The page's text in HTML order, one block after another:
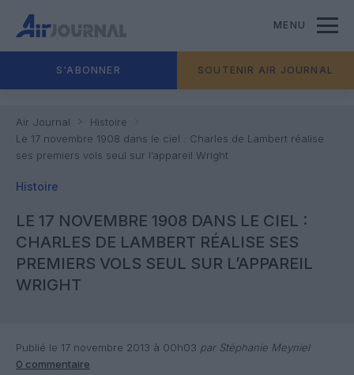
MENU
S'ABONNER SOUTENIR AIR JOURNAL
Air Journal
Histoire
Le 17 novembre 1908 dans le ciel : Charles de Lambert réalise
ses premiers vols seul sur l’appareil Wright
Histoire
LE 17 NOVEMBRE 1908 DANS LE CIEL :
CHARLES DE LAMBERT RÉALISE SES
PREMIERS VOLS SEUL SUR L’APPAREIL
WRIGHT
Publié le 17 novembre 2013 à 00h03 par Stéphanie Meyniel
0 commentaire